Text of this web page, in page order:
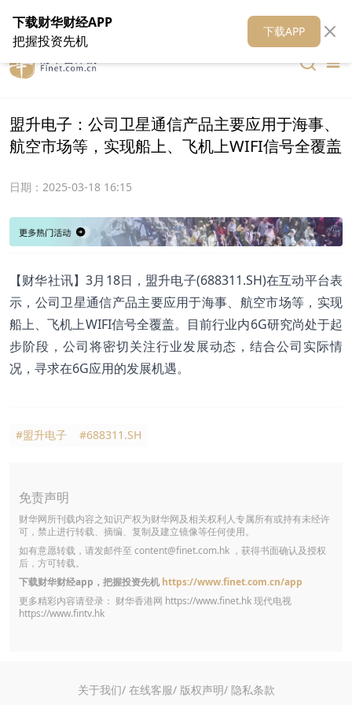
在线客服 关于我们 财华媒体矩阵 财华智库
盟升电子：公司卫星通信产品主要应用于海事、
航空市场等，实现船上、飞机上WIFI信号全覆盖
日期： 2025-03-18 16:15
【财华社讯】3月18日，盟升电子(688311.SH)在互动平台表
示，公司卫星通信产品主要应用于海事、航空市场等，实现
船上、飞机上WIFI信号全覆盖。目前行业内6G研究尚处于起
步阶段，公司将密切关注行业发展动态，结合公司实际情
况，寻求在6G应用的发展机遇。
#盟升电子 #688311.SH
免责声明
财华网所刊载内容之知识产权为财华网及相关权利人专属所有或持有未经许
可，禁止进行转载、摘编、复制及建立镜像等任何使用。
如有意愿转载，请发邮件至 content@finet.com.hk ，获得书面确认及授权
后，方可转载。
下载财华财经app，把握投资先机 https://www.finet.com.cn/app
更多精彩内容请登录： 财华香港网 https://www.finet.hk现代电视
https://www.fintv.hk
关于我们/ 在线客服/ 版权声明/ 隐私条款
下载财华财经APP
把握投资先机
下载APP